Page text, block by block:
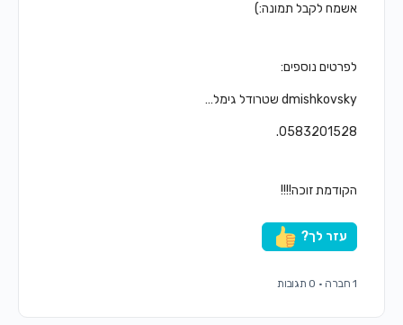
אשמח לקבל תמונה:)
לפרטים נוספים:
dmishkovsky שטרודל גימל…
0583201528.
הקודמת זוכה!!!!
עזר לך?
· 0 תגובות